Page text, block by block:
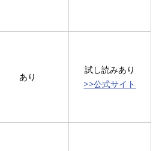
あり
試し読みあり
>>公式サイト